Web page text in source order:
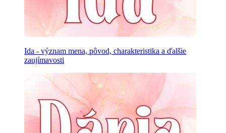
Ida - význam mena, pôvod, charakteristika a ďalšie
zaujímavosti